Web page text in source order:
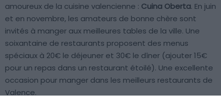
amoureux de la cuisine valencienne : Cuina Oberta. En juin
et en novembre, les amateurs de bonne chère sont
invités à manger aux meilleures tables de la ville. Une
soixantaine de restaurants proposent des menus
spéciaux à 20€ le déjeuner et 30€ le dîner (ajouter 15€
pour un repas dans un restaurant étoilé). Une excellente
occasion pour manger dans les meilleurs restaurants de
Valence.